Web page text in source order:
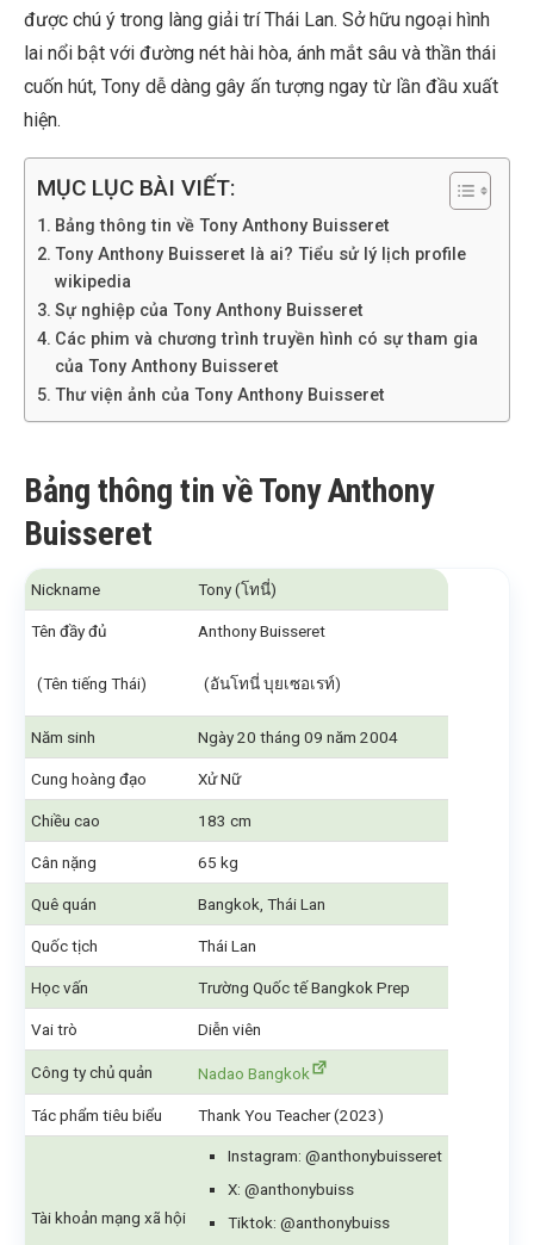
được chú ý trong làng giải trí Thái Lan. Sở hữu ngoại hình
lai nổi bật với đường nét hài hòa, ánh mắt sâu và thần thái
cuốn hút, Tony dễ dàng gây ấn tượng ngay từ lần đầu xuất
hiện.
MỤC LỤC BÀI VIẾT:
Bảng thông tin về Tony Anthony Buisseret
Tony Anthony Buisseret là ai? Tiểu sử lý lịch profile
wikipedia
Sự nghiệp của Tony Anthony Buisseret
Các phim và chương trình truyền hình có sự tham gia
của Tony Anthony Buisseret
Thư viện ảnh của Tony Anthony Buisseret
Bảng thông tin về Tony Anthony
Buisseret
Nickname Tony (โทนี่)
Tên đầy đủ
(Tên tiếng Thái)
Anthony Buisseret
(อันโทนี่ บุยเซอเรท์)
Năm sinh Ngày 20 tháng 09 năm 2004
Cung hoàng đạo Xử Nữ
Chiều cao 183 cm
Cân nặng 65 kg
Quê quán Bangkok, Thái Lan
Quốc tịch Thái Lan
Học vấn Trường Quốc tế Bangkok Prep
Vai trò Diễn viên
Công ty chủ quản Nadao Bangkok
Tác phẩm tiêu biểu Thank You Teacher (2023)
Tài khoản mạng xã hội
Instagram: @anthonybuisseret
X: @anthonybuiss
Tiktok: @anthonybuiss